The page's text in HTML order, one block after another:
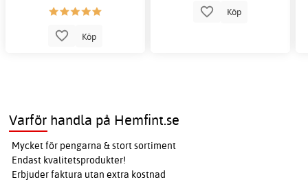
Köp
Köp
Varför handla på Hemfint.se
Mycket för pengarna & stort sortiment
Endast kvalitetsprodukter!
Erbjuder faktura utan extra kostnad